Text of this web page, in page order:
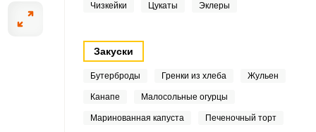
Чизкейки Цукаты Эклеры
Закуски
Бутерброды Гренки из хлеба Жульен
Канапе Малосольные огурцы
Маринованная капуста Печеночный торт